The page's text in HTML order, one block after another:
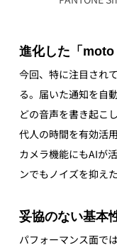
進化した「moto
今回、特に注目され
る。届いた通知を自
どの音声を書き起こ
代人の時間を有効活
カメラ機能にもAIが
ンでもノイズを抑え
妥協のない基本
パフォーマンス面では